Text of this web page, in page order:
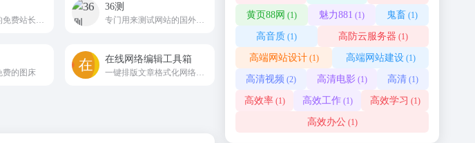
36测
费的图床
在线网络编辑工具箱
黄页88网 (1) 魅力881 (1) 鬼畜 (1)
高音质 (1) 高防云服务器 (1)
高端网站设计(1) 高端网站建设(1)
高清视频 (2) 高清电影 (1) 高清 (1)
高效率(1) 高效工作(1) 高效学习 (1)
高效办公(1)